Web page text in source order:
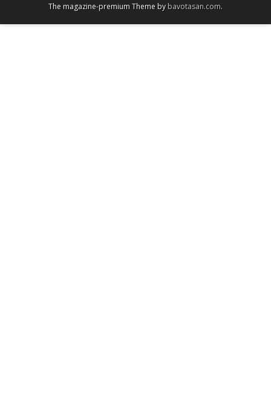
The magazine-premium Theme bybavotasan.com.